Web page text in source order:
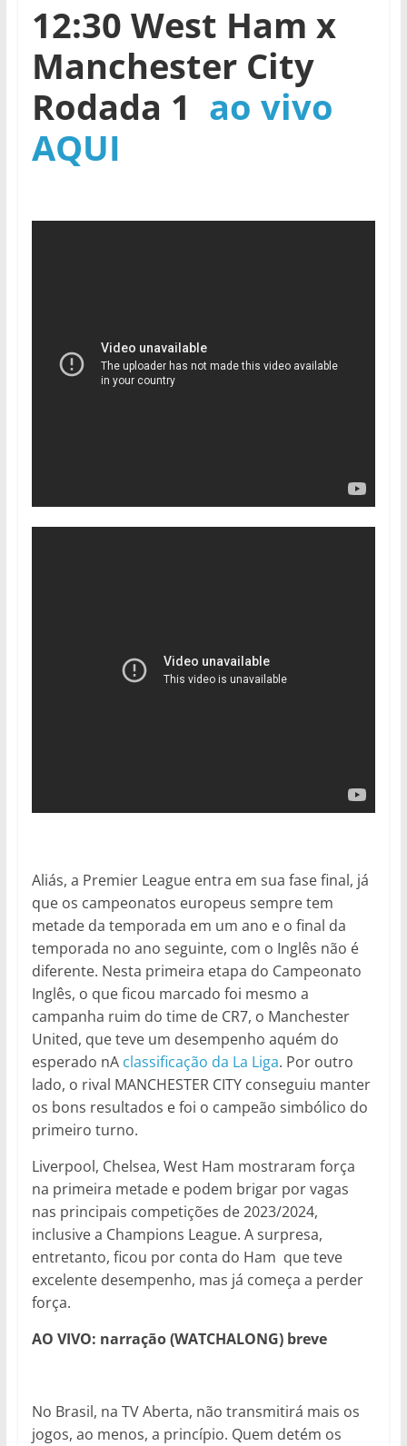
12:30 West Ham x
Manchester City
Rodada 1 ao vivo
AQUI
Aliás, a Premier League entra em sua fase final, já
que os campeonatos europeus sempre tem
metade da temporada em um ano e o final da
temporada no ano seguinte, com o Inglês não é
diferente. Nesta primeira etapa do Campeonato
Inglês, o que ficou marcado foi mesmo a
campanha ruim do time de CR7, o Manchester
United, que teve um desempenho aquém do
esperado nA classificação da La Liga. Por outro
lado, o rival MANCHESTER CITY conseguiu manter
os bons resultados e foi o campeão simbólico do
primeiro turno.
Liverpool, Chelsea, West Ham mostraram força
na primeira metade e podem brigar por vagas
nas principais competições de 2023/2024,
inclusive a Champions League. A surpresa,
entretanto, ficou por conta do Ham que teve
excelente desempenho, mas já começa a perder
força.
AO VIVO: narração (WATCHALONG) breve
No Brasil, na TV Aberta, não transmitirá mais os
jogos, ao menos, a princípio. Quem detém os